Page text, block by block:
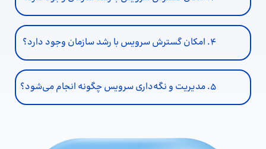
۴. امکان گسترش سرویس با رشد سازمان وجود دارد؟
۵. مدیریت و نگه‌داری سرویس چگونه انجام می‌شود؟